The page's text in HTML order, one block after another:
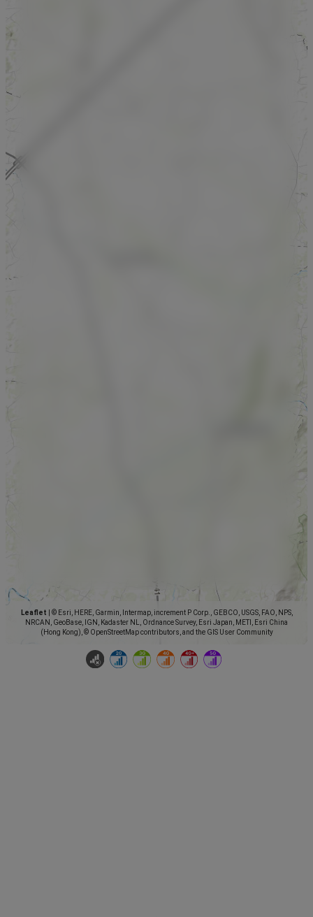
Leaflet
© Esri, HERE, Garmin, Intermap, increment P Corp., GEBCO, USGS, FAO, NPS,
NRCAN, GeoBase, IGN, Kadaster NL, Ordnance Survey, Esri Japan, METI, Esri China
(Hong Kong), © OpenStreetMap contributors, and the GIS User Community